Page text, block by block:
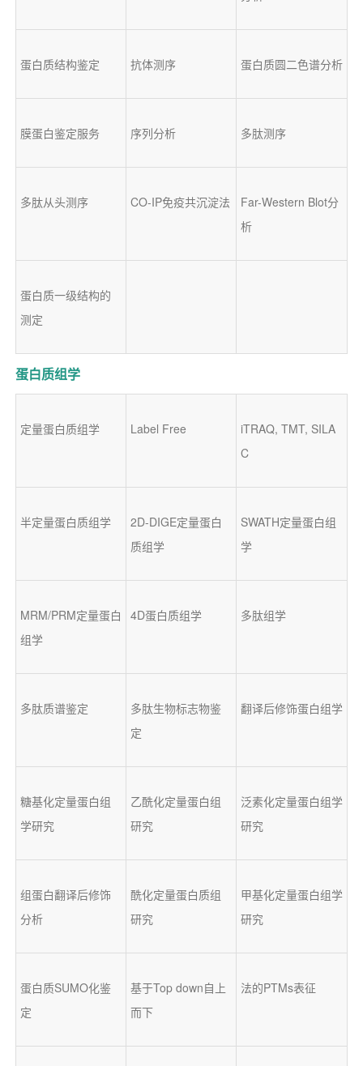
蛋白质结构鉴定 抗体测序 蛋白质圆二色谱分析
膜蛋白鉴定服务 序列分析 多肽测序
多肽从头测序 CO-IP免疫共沉淀法
Far-Western Blot分
析
蛋白质一级结构的
测定
蛋白质组学
定量蛋白质组学 Label Free
iTRAQ, TMT, SILA
C
半定量蛋白质组学
2D-DIGE定量蛋白
质组学
SWATH定量蛋白组
学
MRM/PRM定量蛋白
组学
4D蛋白质组学 多肽组学
多肽质谱鉴定
多肽生物标志物鉴
定
翻译后修饰蛋白组学
糖基化定量蛋白组
学研究
乙酰化定量蛋白组
研究
泛素化定量蛋白组学
研究
组蛋白翻译后修饰
分析
酰化定量蛋白质组
研究
甲基化定量蛋白组学
研究
蛋白质SUMO化鉴
定
基于Top down自上
而下
法的PTMs表征